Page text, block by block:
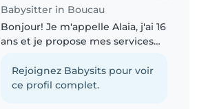
Babysitter in Boucau
Bonjour! Je m'appelle Alaia, j'ai 16
ans et je propose mes services
alentours. J'ai une très bonne
expérience avec les enfants,
Rejoignez Babysits pour voir
ce profil complet.